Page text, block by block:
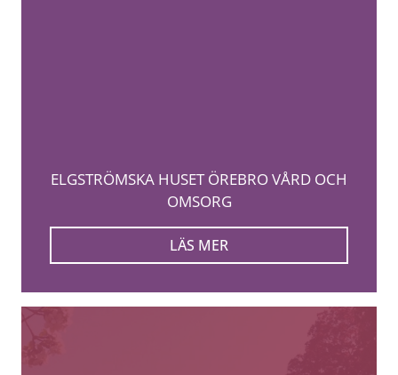
ELGSTRÖMSKA HUSET ÖREBRO VÅRD OCH
OMSORG
LÄS MER